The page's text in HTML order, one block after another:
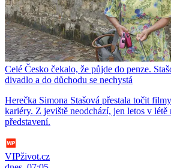
Celé Česko čekalo, že půjde do penze.
divadlo a do důchodu se nechystá
Herečka Simona Stašová přestala točit
kariéry. Z jeviště neodchází, jen letos v létě
představení.
VIPživot.cz